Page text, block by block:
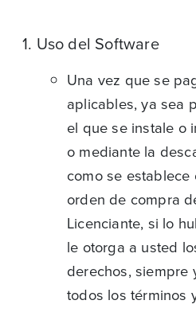
1. Uso del Software
Una vez que se
aplicables, ya sea
el que se instale o
o mediante la
como se
orden de compra
Licenciante, si lo
le otorga a usted
derechos, siempre
todos los términos